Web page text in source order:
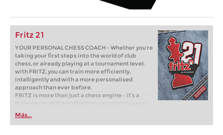
Fritz 21
YOUR PERSONAL CHESS COACH - Whether you’re
taking your first steps into the world of club
chess, or already playing at a tournament level:
with FRITZ, you can train more efficiently,
intelligently and with a more personalised
approach than ever before.
FRITZ is more than just a chess engine – it’s a
training revolution! Whether you’re taking your
first steps into the world of club chess, or already
playing at a tournament level: with FRITZ, you can
train more efficiently, intelligently and with a
Más...